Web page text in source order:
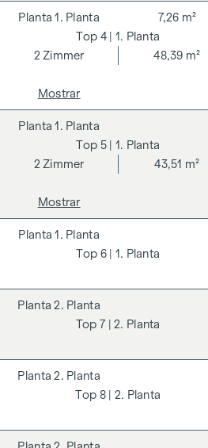
4 | 1. Planta
1. Planta
2Zimmer 48,39 m²
7,26 m²
Mostrar
5 | 1. Planta
1. Planta
2Zimmer 43,51 m²
Mostrar
6 | 1. Planta
1. Planta
7 | 2. Planta
2. Planta
8 | 2. Planta
2. Planta